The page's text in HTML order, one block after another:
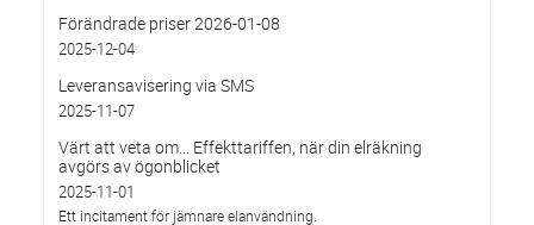
Förändrade priser 2026-01-08
2025-12-04
Leveransavisering via SMS
2025-11-07
Värt att veta om… Effekttariffen, när din elräkning
avgörs av ögonblicket
2025-11-01
Ett incitament för jämnare elanvändning.